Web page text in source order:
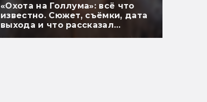
«Охота на Голлума»: всё что
известно. Сюжет, съёмки, дата
выхода и что рассказал